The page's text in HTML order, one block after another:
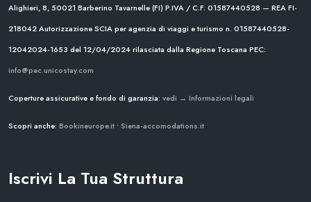
Alighieri, 8, 50021 Barberino Tavarnelle (FI) P.IVA / C.F. 01587440528 — REA FI-
218042Autorizzazione SCIA per agenzia di viaggi e turismo n. 01587440528-
12042024-1653 del 12/04/2024rilasciata dalla Regione Toscana PEC:
info@pec.unicostay.com
Coperture assicurative e fondo di garanzia: vedi → Informazioni legali
Scopri anche: Bookineurope.it • Siena-accomodations.it
Iscrivi La Tua Struttura